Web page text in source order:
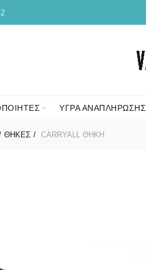
ΥΓΡΑ ΑΝΑΠΛΗΡΩΣΗΣ
ΘΗΚΕΣ CARRYALL ΘΗΚΗ